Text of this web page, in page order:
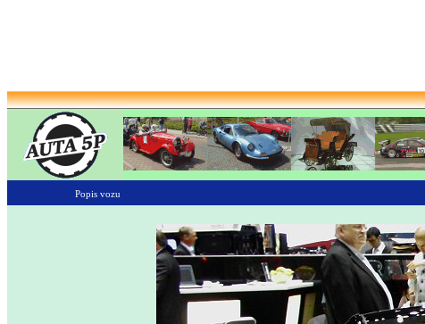
Popis vozu